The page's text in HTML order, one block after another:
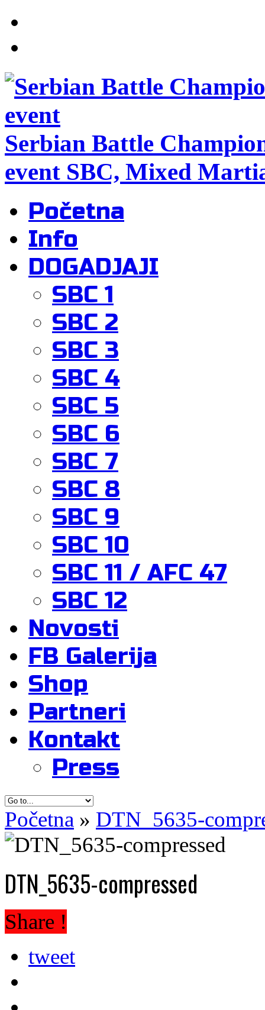
Serbian Battle
event SBC, Mixed
Početna
Info
DOGADJAJI
SBC 1
SBC 2
SBC 3
SBC 4
SBC 5
SBC 6
SBC 7
SBC 8
SBC 9
SBC 10
SBC 11 / AFC 47
SBC 12
Novosti
FB Galerija
Shop
Partneri
Kontakt
Press
Početna » DTN_5635-
DTN_5635-compressed
Share !
tweet